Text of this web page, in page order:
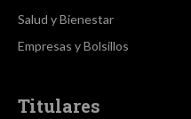
Salud y Bienestar
Empresas y Bolsillos
Titulares